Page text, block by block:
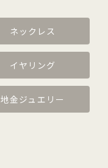
ネックレス
イヤリング
地金ジュエリー